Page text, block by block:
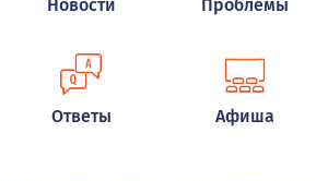
Новости Проблемы
Ответы Афиша